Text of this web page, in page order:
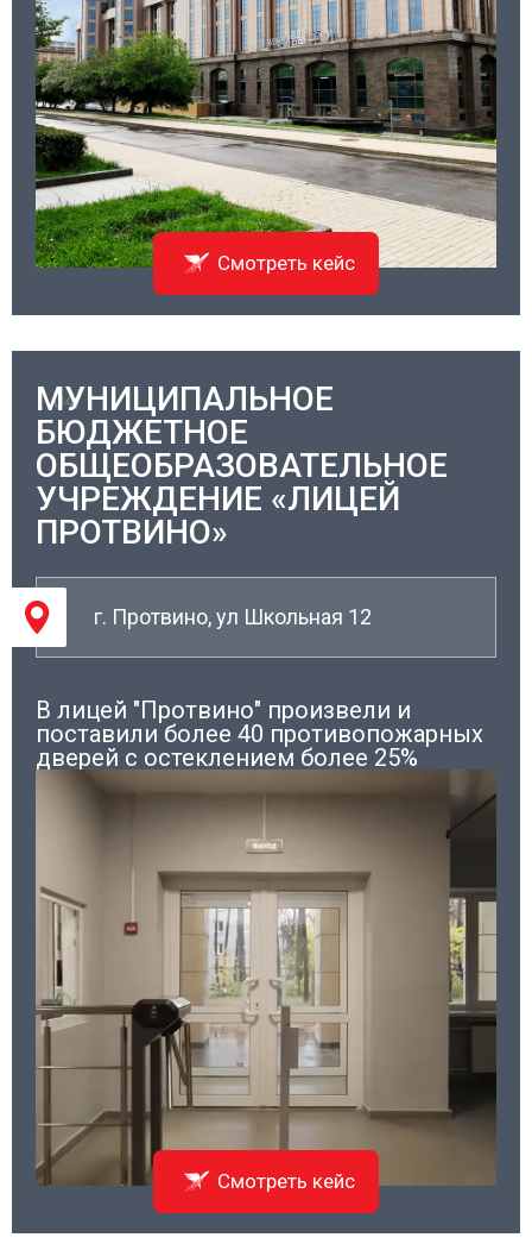
Смотреть кейс
04/
МУНИЦИПАЛЬНОЕ
БЮДЖЕТНОЕ
ОБЩЕОБРАЗОВАТЕЛЬНОЕ
УЧРЕЖДЕНИЕ «ЛИЦЕЙ
ПРОТВИНО»
г. Протвино, ул Школьная 12
В лицей "Протвино" произвели и
поставили более 40 противопожарных
дверей с остеклением более 25%
Смотреть кейс